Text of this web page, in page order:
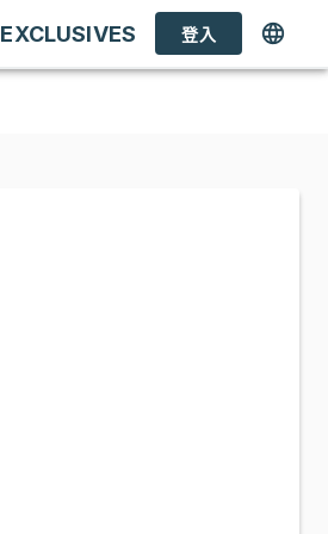
EXCLUSIVES 登入